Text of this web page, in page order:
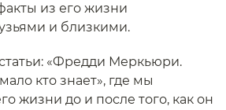
из его жизни
и близкими.
«Фредди Меркьюри.
кто знает», где мы
жизни до и после того, как он